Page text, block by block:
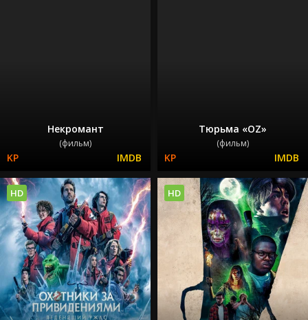
Некромант
(фильм)
Тюрьма «ОZ»
(фильм)
HD HD